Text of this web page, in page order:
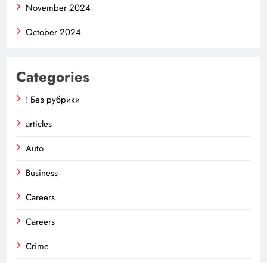
November 2024
October 2024
Categories
! Без рубрики
articles
Auto
Business
Careers
Careers
Crime